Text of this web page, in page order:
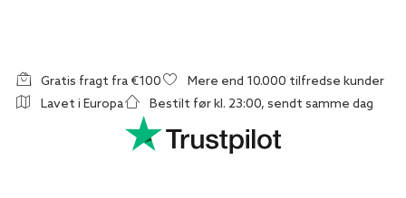
Gratis fragt fra €100
Mere end 10.000 tilfredse kunder
Lavet i Europa
Bestilt før kl. 23:00, sendt samme dag